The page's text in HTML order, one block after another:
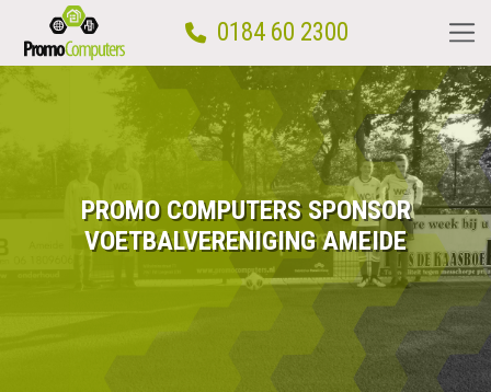
0184 60 2300
Home
Computerwinkel
Computerhulp aan huis
PROMO COMPUTERS SPONSOR
VOETBALVERENIGING AMEIDE